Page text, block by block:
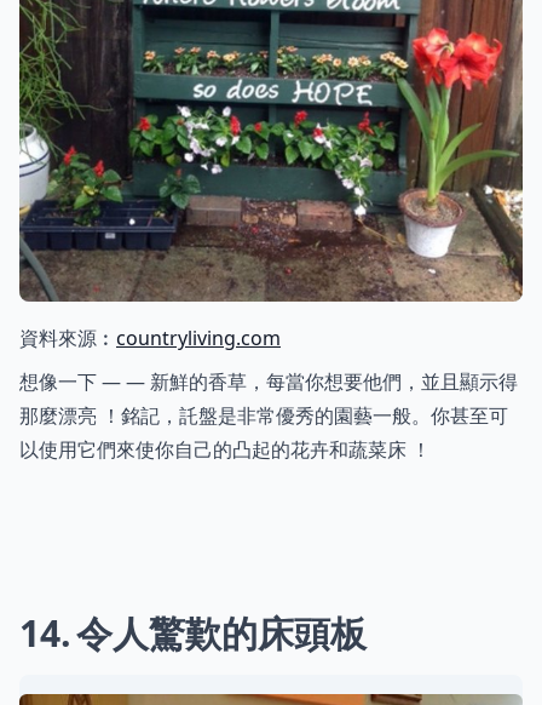
資料來源︰ countryliving.com
想像一下 — — 新鮮的香草，每當你想要他們，並且顯示得
那麼漂亮 ！銘記，託盤是非常優秀的園藝一般。你甚至可
以使用它們來使你自己的凸起的花卉和蔬菜床 ！
14 令人驚歎的床頭板